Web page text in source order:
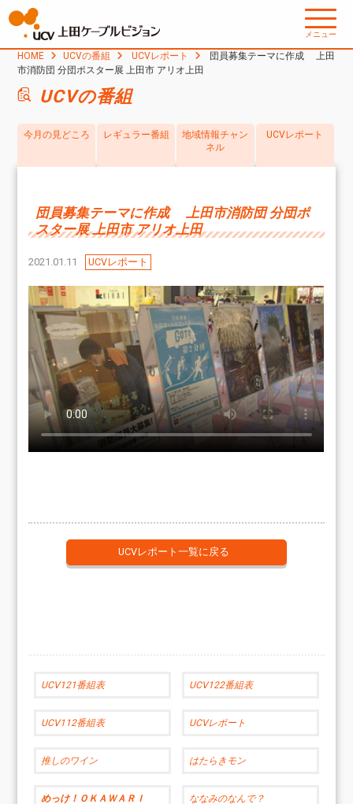
メニュー
HOME UCVの番組 UCVレポート
団員募集テーマに作成 上田
市消防団 分団ポスター展 上田市 アリオ上田
UCVの番組
今月の見どころ レギュラー番組
地域情報チャン
ネル
UCVレポート
団員募集テーマに作成 上田市消防団 分団ポ
スター展 上田市 アリオ上田
2021.01.11 UCVレポート
UCVレポート一覧に戻る
UCV121番組表 UCV122番組表
UCV112番組表 UCVレポート
推しのワイン はたらきモン
めっけ！ＯＫＡＷＡＲＩ
ななみのなんで？